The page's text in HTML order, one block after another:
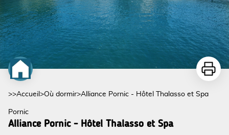
>>Accueil >Où dormir>Alliance Pornic - Hôtel Thalasso et Spa
Pornic
Alliance Pornic - Hôtel Thalasso et Spa